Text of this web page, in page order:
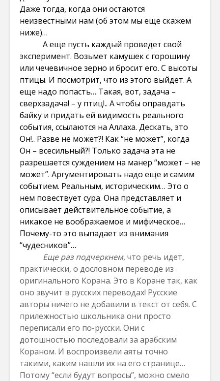
Даже тогда, когда они остаются
неизвестными нам (об этом мы еще скажем
ниже)…
А еще пусть каждый проведет свой
эксперимент. Возьмет камушек с горошину
или чечевичное зерно и бросит его. С высоты
птицы. И посмотрит, что из этого выйдет. А
еще надо попасть… Такая, вот, задача –
сверхзадача! – у птиц!.. А чтобы оправдать
байку и придать ей видимость реального
события, ссылаются на Аллаха. Дескать, это
Он!.. Разве не может?! Как “не может”, когда
Он – всесильный?! Только задача эта не
разрешается суждением на манер “может – не
может”. Аргументировать надо еще и самим
событием. Реальным, историческим… Это о
нем повествует сура. Она представляет и
описывает действительное событие, а
никакое не воображаемое и мифическое…
Почему-то это выпадает из внимания
“чудесников”…
Еще раз подчеркнем, что речь идет,
практически, о дословном переводе из
оригинального Корана. Это в Коране так, как
оно звучит в русских переводах! Русские
авторы ничего не добавили в текст от себя. С
прилежностью школьника они просто
переписали его по-русски. Они с
дотошностью последовали за арабским
Кораном. И воспроизвели аяты точно
такими, каким нашли их на его странице…
Потому “если будут вопросы”, можно смело